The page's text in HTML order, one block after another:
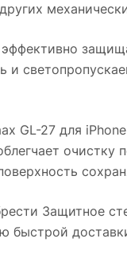
и
GL-27 для
Защитное
быстрой